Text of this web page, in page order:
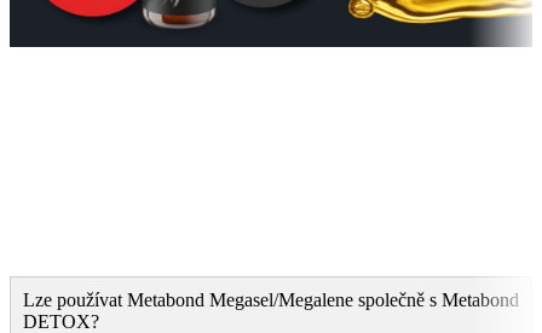
Lze používat Metabond Megasel/Megalene společně s Metabond
DETOX?